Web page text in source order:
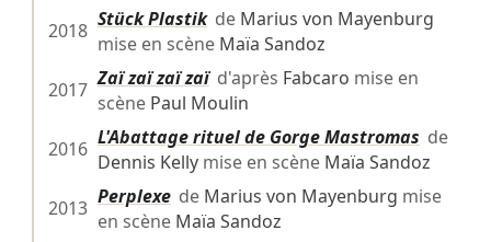
2018 Stück Plastikde Marius von Mayenburg
mise en scène Maïa Sandoz
2017 Zaï zaï zaï zaïd'après Fabcaro mise en
scène Paul Moulin
2016 L'Abattage rituel de Gorge Mastromas de
Dennis Kellymise en scène Maïa Sandoz
2013 Perplexede Marius von Mayenburg mise
en scène Maïa Sandoz